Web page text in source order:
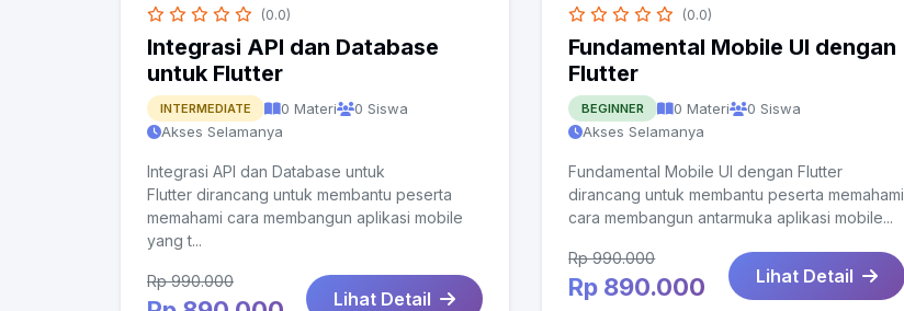
(0.0)
Integrasi API dan Database
untuk Flutter
INTERMEDIATE 0 Materi
0 Siswa
Akses Selamanya
Integrasi API dan Database untuk
Flutter dirancang untuk membantu peserta
memahami cara membangun aplikasi mobile
yang t...
Rp 990.000
Lihat Detail
(0.0)
Fundamental Mobile UI dengan
Flutter
BEGINNER 0 Materi
0 Siswa
Akses Selamanya
Fundamental Mobile UI dengan Flutter
dirancang untuk membantu peserta memahami
cara membangun antarmuka aplikasi mobile...
Rp 990.000
Rp 890.000 Lihat Detail